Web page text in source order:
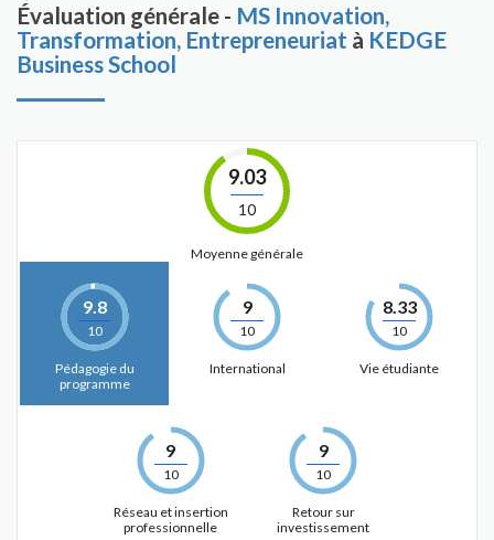
Évaluation générale - MS Innovation,
Transformation, Entrepreneuriat à KEDGE
Business School
9.03
10
Moyenne générale
9.8
10
Pédagogie du
programme
9
10
International
8.33
10
Vie étudiante
9
10
Réseau et insertion
professionnelle
9
10
Retour sur
investissement